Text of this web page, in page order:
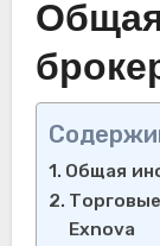
Общая
Exnova